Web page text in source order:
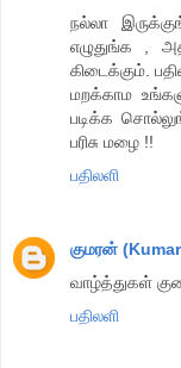
நல்லா
எழுதுங்க ,
கிடைக்கும்.
மறக்காம
படிக்க
பரிசு மழை !!
பதிலளி
குமரன்
வாழ்த்துகள்
பதிலளி